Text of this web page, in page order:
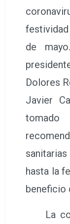
de
Dolores
Javier
hasta la
beneficio
La